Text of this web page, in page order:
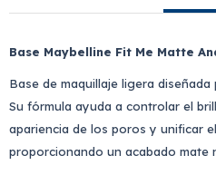
Base Maybelline Fit Me Matte
Base de maquillaje ligera
Su fórmula ayuda a controlar el
apariencia de los poros y unificar
proporcionando un acabado mate